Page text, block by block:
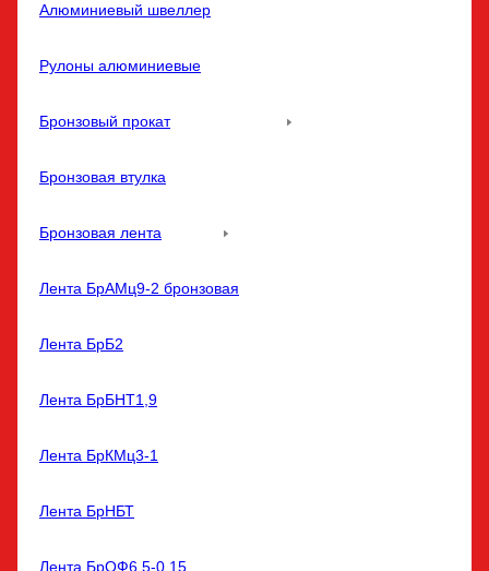
Алюминиевый швеллер
Рулоны алюминиевые
Бронзовый прокат
Бронзовая втулка
Бронзовая лента
Лента БрАМц9-2 бронзовая
Лента БрБ2
Лента БрБНТ1,9
Лента БрКМц3-1
Лента БрНБТ
Лента БрОФ6,5-0,15